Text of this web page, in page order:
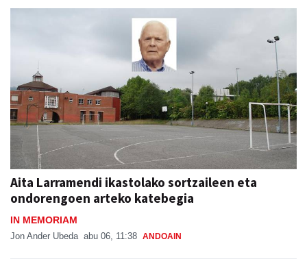
Aita Larramendi ikastolako sortzaileen eta
ondorengoen arteko katebegia
IN MEMORIAM
Jon Ander Ubeda ANDOAIN